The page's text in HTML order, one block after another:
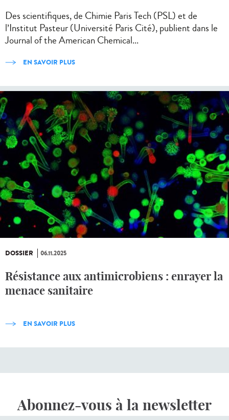
Des scientifiques, de Chimie Paris Tech (PSL) et de
l’Institut Pasteur (Université Paris Cité), publient dans le
Journal of the American Chemical...
EN SAVOIR PLUS
DOSSIER 06.11.2025
Résistance aux antimicrobiens : enrayer la
menace sanitaire
EN SAVOIR PLUS
Abonnez-vous à la newsletter